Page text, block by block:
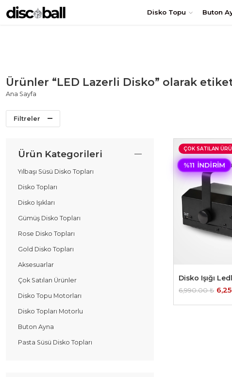
TÜRKİYE'nin en uygun DİSKO TOPU fiyatları! Hemen Sipariş
Disko Topu Buton
Ürünler “LED Lazerli Disko” olarak
Ana Sayfa
Filtreler
ÇOK SATILAN
%11 İNDIRIM
Disko Işığı
6,990.00₺
Ürün Kategorileri
Yılbaşı Süsü Disko Topları
Disko Topları
Disko Işıkları
Gümüş Disko Topları
Rose Disko Topları
Gold Disko Topları
Aksesuarlar
Çok Satılan Ürünler
Disko Topu Motorları
Disko Topları Motorlu
Buton Ayna
Pasta Süsü Disko Topları